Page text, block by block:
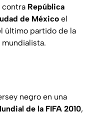
contra República
de México el
último partido de la
negro en una
de la FIFA 2010,